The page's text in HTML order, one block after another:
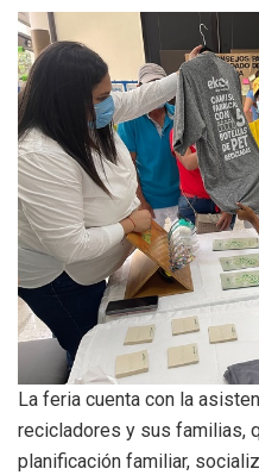
La feria cuenta con la
recicladores y sus familias,
planificación familiar,